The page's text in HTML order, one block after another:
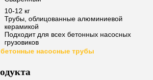
10-12 кг
Трубы, облицованные алюминиевой
керамикой
Подходит для всех бетонных насосных
грузовиков
насосные трубы